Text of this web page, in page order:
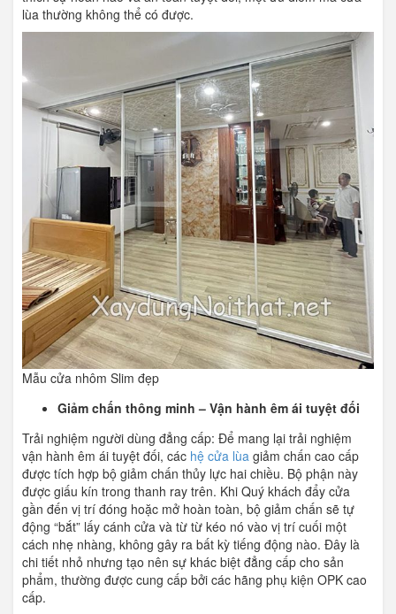
lùa thường không thể có được.
Mẫu cửa nhôm Slim đẹp
Giảm chấn thông minh – Vận hành êm ái tuyệt đối
Trải nghiệm người dùng đẳng cấp: Để mang lại trải nghiệm
vận hành êm ái tuyệt đối, các hệ cửa lùa giảm chấn cao cấp
được tích hợp bộ giảm chấn thủy lực hai chiều. Bộ phận này
được giấu kín trong thanh ray trên. Khi Quý khách đẩy cửa
gần đến vị trí đóng hoặc mở hoàn toàn, bộ giảm chấn sẽ tự
động “bắt” lấy cánh cửa và từ từ kéo nó vào vị trí cuối một
cách nhẹ nhàng, không gây ra bất kỳ tiếng động nào. Đây là
chi tiết nhỏ nhưng tạo nên sự khác biệt đẳng cấp cho sản
phẩm, thường được cung cấp bởi các hãng phụ kiện OPK cao
cấp.